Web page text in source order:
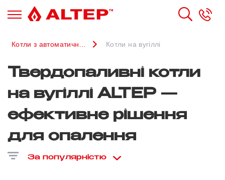
Котли на вугіллі
Твердопаливні котли
на вугіллі ALTEP —
ефективне рішення
для опалення
За популярністю